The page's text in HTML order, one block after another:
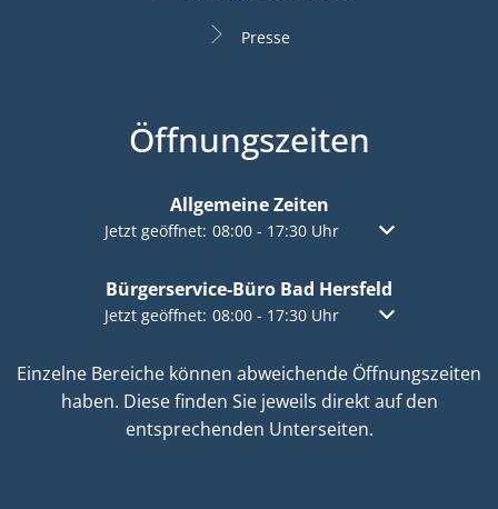
Presse
Öffnungszeiten
Allgemeine Zeiten
Klicken, um weitere Öffnungs- oder Schließzeiten
Jetzt geöffnet: 08:00- 17:30Uhr Von 08:00 bis
Bürgerservice-Büro Bad Hersfeld
Klicken, um weitere Öffnungs- oder Schließzeiten
Jetzt geöffnet: 08:00- 17:30Uhr Von 08:00 bis
Einzelne Bereiche können abweichende Öffnungszeiten
haben. Diese finden Sie jeweils direkt auf den
entsprechenden Unterseiten.